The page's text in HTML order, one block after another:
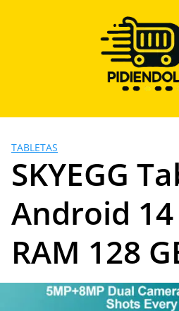
TABLETAS
SKYEGG
Android 14
RAM 128